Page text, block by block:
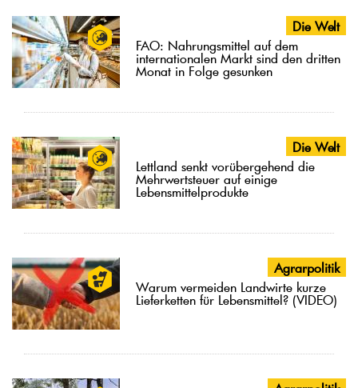
Die Welt
FAO: Nahrungsmittel auf dem
internationalen Markt sind den dritten
Monat in Folge gesunken
Die Welt
Lettland senkt vorübergehend die
Mehrwertsteuer auf einige
Lebensmittelprodukte
Agrarpolitik
Warum vermeiden Landwirte kurze
Lieferketten für Lebensmittel? (VIDEO)